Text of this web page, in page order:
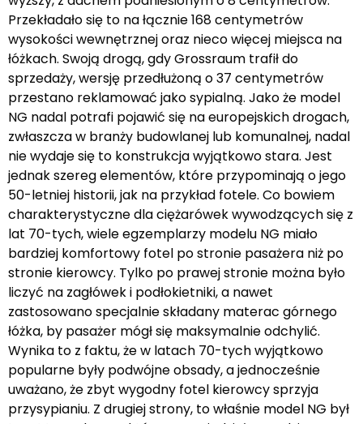
Przekładało się to na łącznie 168 centymetrów
wysokości wewnętrznej oraz nieco więcej miejsca na
łóżkach. Swoją drogą, gdy Grossraum trafił do
sprzedaży, wersję przedłużoną o 37 centymetrów
przestano reklamować jako sypialną. Jako że model
NG nadal potrafi pojawić się na europejskich drogach,
zwłaszcza w branży budowlanej lub komunalnej, nadal
nie wydaje się to konstrukcja wyjątkowo stara. Jest
jednak szereg elementów, które przypominają o jego
50-letniej historii, jak na przykład fotele. Co bowiem
charakterystyczne dla ciężarówek wywodzących się z
lat 70-tych, wiele egzemplarzy modelu NG miało
bardziej komfortowy fotel po stronie pasażera niż po
stronie kierowcy. Tylko po prawej stronie można było
liczyć na zagłówek i podłokietniki, a nawet
zastosowano specjalnie składany materac górnego
łóżka, by pasażer mógł się maksymalnie odchylić.
Wynika to z faktu, że w latach 70-tych wyjątkowo
popularne były podwójne obsady, a jednocześnie
uważano, że zbyt wygodny fotel kierowcy sprzyja
przysypianiu. Z drugiej strony, to właśnie model NG był